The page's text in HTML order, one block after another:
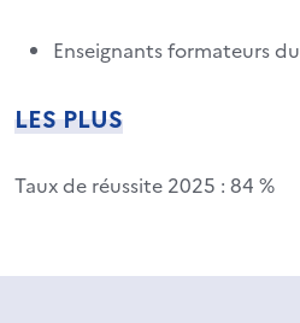
Enseignants formateurs
LES PLUS
Taux de réussite 2025 : 84 %